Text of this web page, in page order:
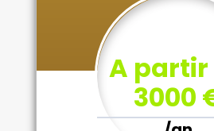
A partir
3000